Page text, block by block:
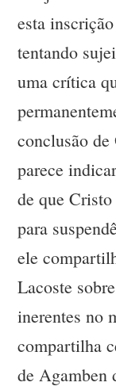
esta
tentando
uma crítica
conclusão
parece
de que
para
ele
Lacoste
inerentes no
compartilha
de Agamben